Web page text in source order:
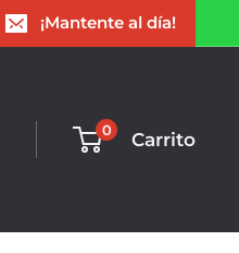
¡Mantente al día!
0 Carrito